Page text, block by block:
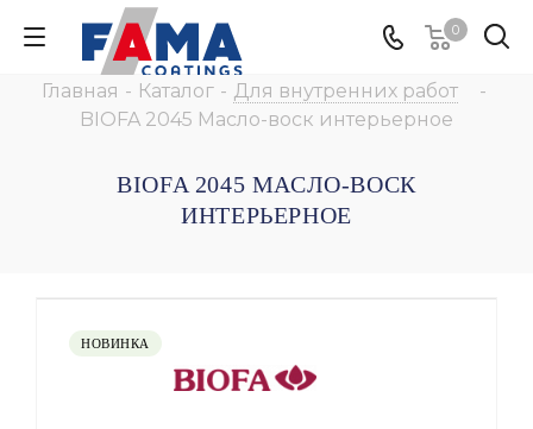
0
Главная - Каталог - Для внутренних работ
-
BIOFA 2045 Масло-воск интерьерное
BIOFA 2045 МАСЛО-ВОСК
ИНТЕРЬЕРНОЕ
НОВИНКА